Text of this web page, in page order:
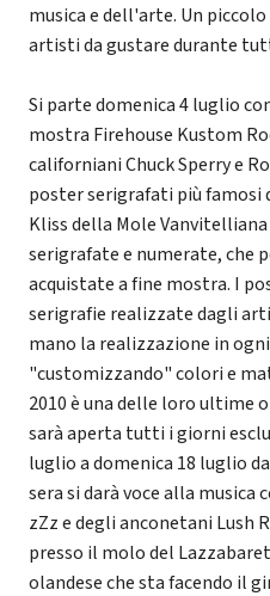
musica e dell'arte. Un
artisti da gustare durante
Si parte domenica 4 luglio
mostra Firehouse Kustom
californiani Chuck Sperry e
poster serigrafati più famosi
Kliss della Mole
serigrafate e numerate, che
acquistate a fine mostra. I
serigrafie realizzate dagli
mano la realizzazione in
"customizzando" colori e
2010 è una delle loro ultime
sarà aperta tutti i giorni
luglio a domenica 18 luglio
sera si darà voce alla musica
zZz e degli anconetani Lush
presso il molo del
olandese che sta facendo il